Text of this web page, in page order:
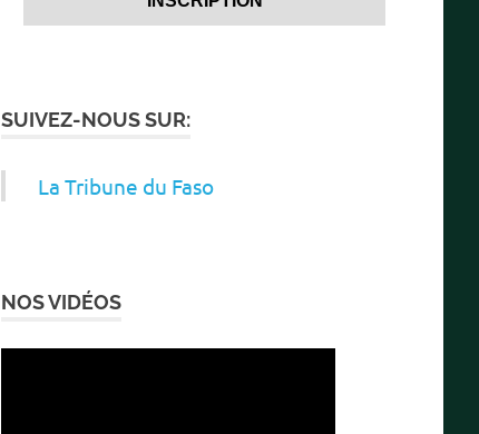
SUIVEZ-NOUS SUR:
La Tribune du Faso
NOS VIDÉOS